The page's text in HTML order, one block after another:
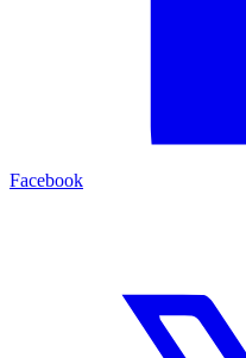
Facebook